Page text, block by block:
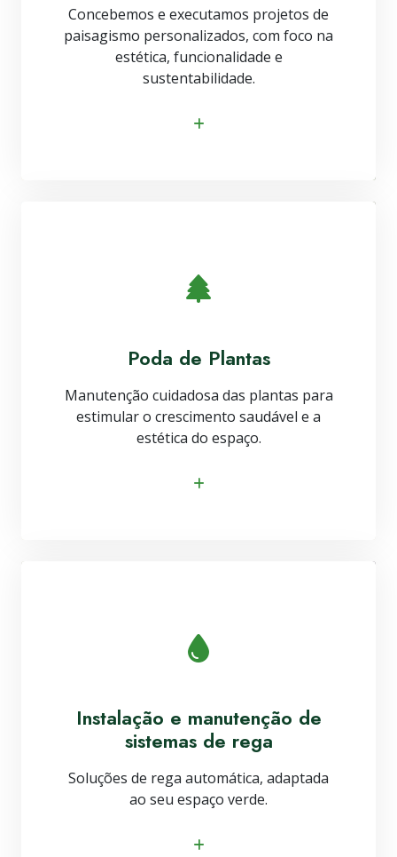
Concebemos e executamos projetos de
paisagismo personalizados, com foco na
estética, funcionalidade e
sustentabilidade.
Poda de Plantas
Manutenção cuidadosa das plantas para
estimular o crescimento saudável e a
estética do espaço.
Instalação e manutenção de
sistemas de rega
Soluções de rega automática, adaptada
ao seu espaço verde.